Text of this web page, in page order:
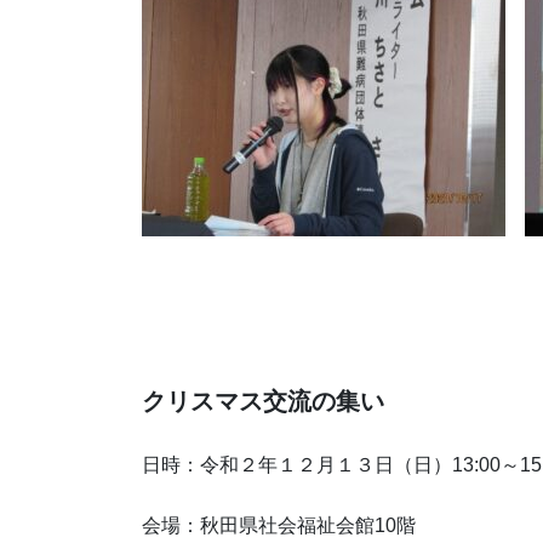
クリスマス交流の集い
日時：令和２年１２月１３日（日） 13:00～
会場：秋田県社会福祉会館10階